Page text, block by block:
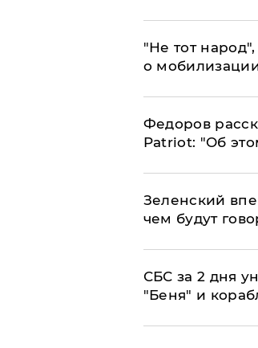
​"Не тот
о
Федоров
Patriot: "Об
Зеленский
чем будут
СБС за 2 дня
"Беня" и